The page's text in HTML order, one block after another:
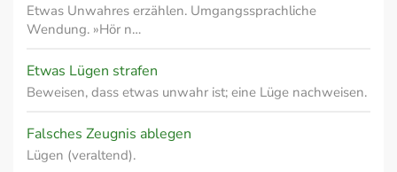
Etwas Unwahres erzählen. Umgangssprachliche
Wendung. »Hör n…
Etwas Lügen strafen
Beweisen, dass etwas unwahr ist; eine Lüge nachweisen.
Falsches Zeugnis ablegen
Lügen (veraltend).